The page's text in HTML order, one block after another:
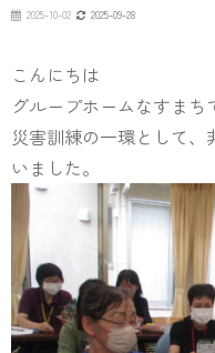
2025-10-02 2025-09-28
こんにちは
グループホームなすまち
災害訓練の一環として
いました。